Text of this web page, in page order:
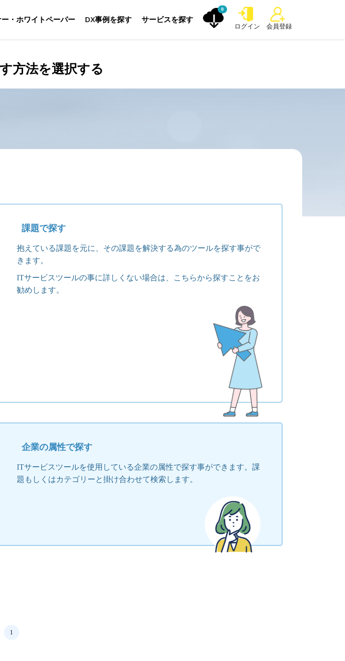
・ホワイトペーパー DX事例を探す サービスを探す
0
ログイン 会員登録
方法を選択する
課題で探す
抱えている課題を元に、その課題を解決する為のツールを探す事がで
きます。
ITサービスツールの事に詳しくない場合は、こちらから探すことをお
勧めします。
企業の属性で探す
ITサービスツールを使用している企業の属性で探す事ができます。課
題もしくはカテゴリーと掛け合わせて検索します。
1